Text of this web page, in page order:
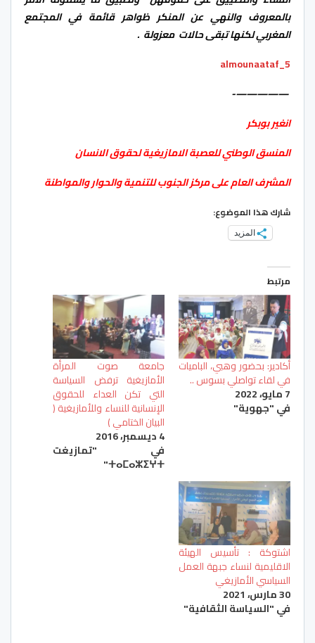
بالمعروف والنهي عن المنكر ظواهر قائمة في المجتمع
المغربي لكنها تبقى حالات معزولة .
5_almounaataf
—————-
انغير بوبكر
المنسق الوطني للعصبة الامازيغية لحقوق الانسان
المشرف العام على مركز الجنوب للتنمية والحوار والمواطنة
شارك هذا الموضوع:
المزيد
مرتبط
أكادير: بحضور وهبي، الباميات
في لقاء تواصلي بسوس ..
7 مايو، 2022
في "جهوية"
جامعة صوت المرأة
الأمازيغية ترفض السياسة
التي تكن العداء للحقوق
الإنسانية للنساء وللأمازيغية (
البيان الختامي )
4 ديسمبر، 2016
في "تمازيغت
ⵜⴰⵎⴰⵣⵉⵖⵜ"
اشتوكة : تأسيس الهيئة
الاقليمية لنساء جبهة العمل
السياسي الأمازيغي
30 مارس، 2021
في "السياسة الثقافية"